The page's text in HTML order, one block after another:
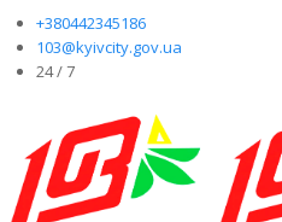
+380442345186
103@kyivcity.gov.ua
24 / 7